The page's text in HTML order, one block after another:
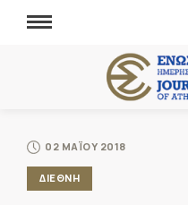
02 ΜΑΪΟΥ 2018
ΔΙΕΘΝΗ